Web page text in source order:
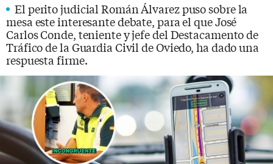
El perito judicial Román Álvarez puso sobre la
mesa este interesante debate, para el que José
Carlos Conde, teniente y jefe del Destacamento de
Tráfico de la Guardia Civil de Oviedo, ha dado una
respuesta firme.